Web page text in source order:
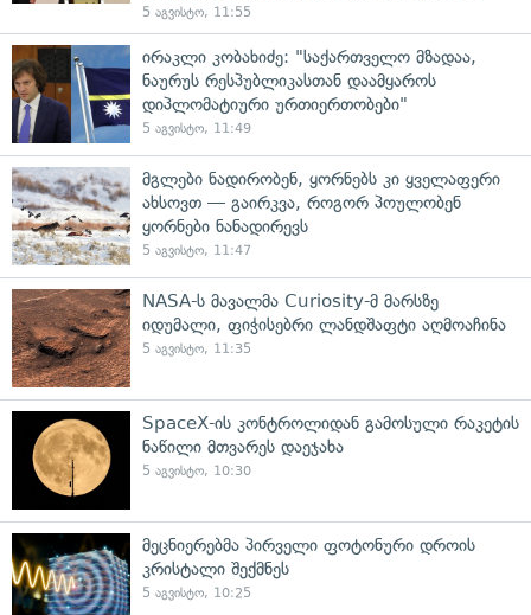
5 აგვისტო, 11:55
ირაკლი კობახიძე: "საქართველო მზადაა,
ნაურუს რესპუბლიკასთან დაამყაროს
დიპლომატიური ურთიერთობები"
5 აგვისტო, 11:49
მგლები ნადირობენ, ყორნებს კი ყველაფერი
ახსოვთ — გაირკვა, როგორ პოულობენ
ყორნები ნანადირევს
5 აგვისტო, 11:47
NASA-ს მავალმა Curiosity-მ მარსზე
იდუმალი, ფიჭისებრი ლანდშაფტი აღმოაჩინა
5 აგვისტო, 11:35
SpaceX-ის კონტროლიდან გამოსული რაკეტის
ნაწილი მთვარეს დაეჯახა
5 აგვისტო, 10:30
მეცნიერებმა პირველი ფოტონური დროის
კრისტალი შექმნეს
5 აგვისტო, 10:25